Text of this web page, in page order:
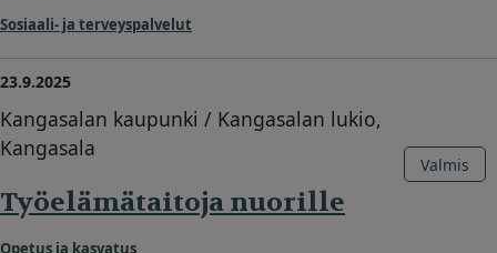
Sosiaali- ja terveyspalvelut
23.9.2025
Kangasalan kaupunki / Kangasalan lukio,
Kangasala
Työelämätaitoja nuorille
Opetus ja kasvatus
Valmis